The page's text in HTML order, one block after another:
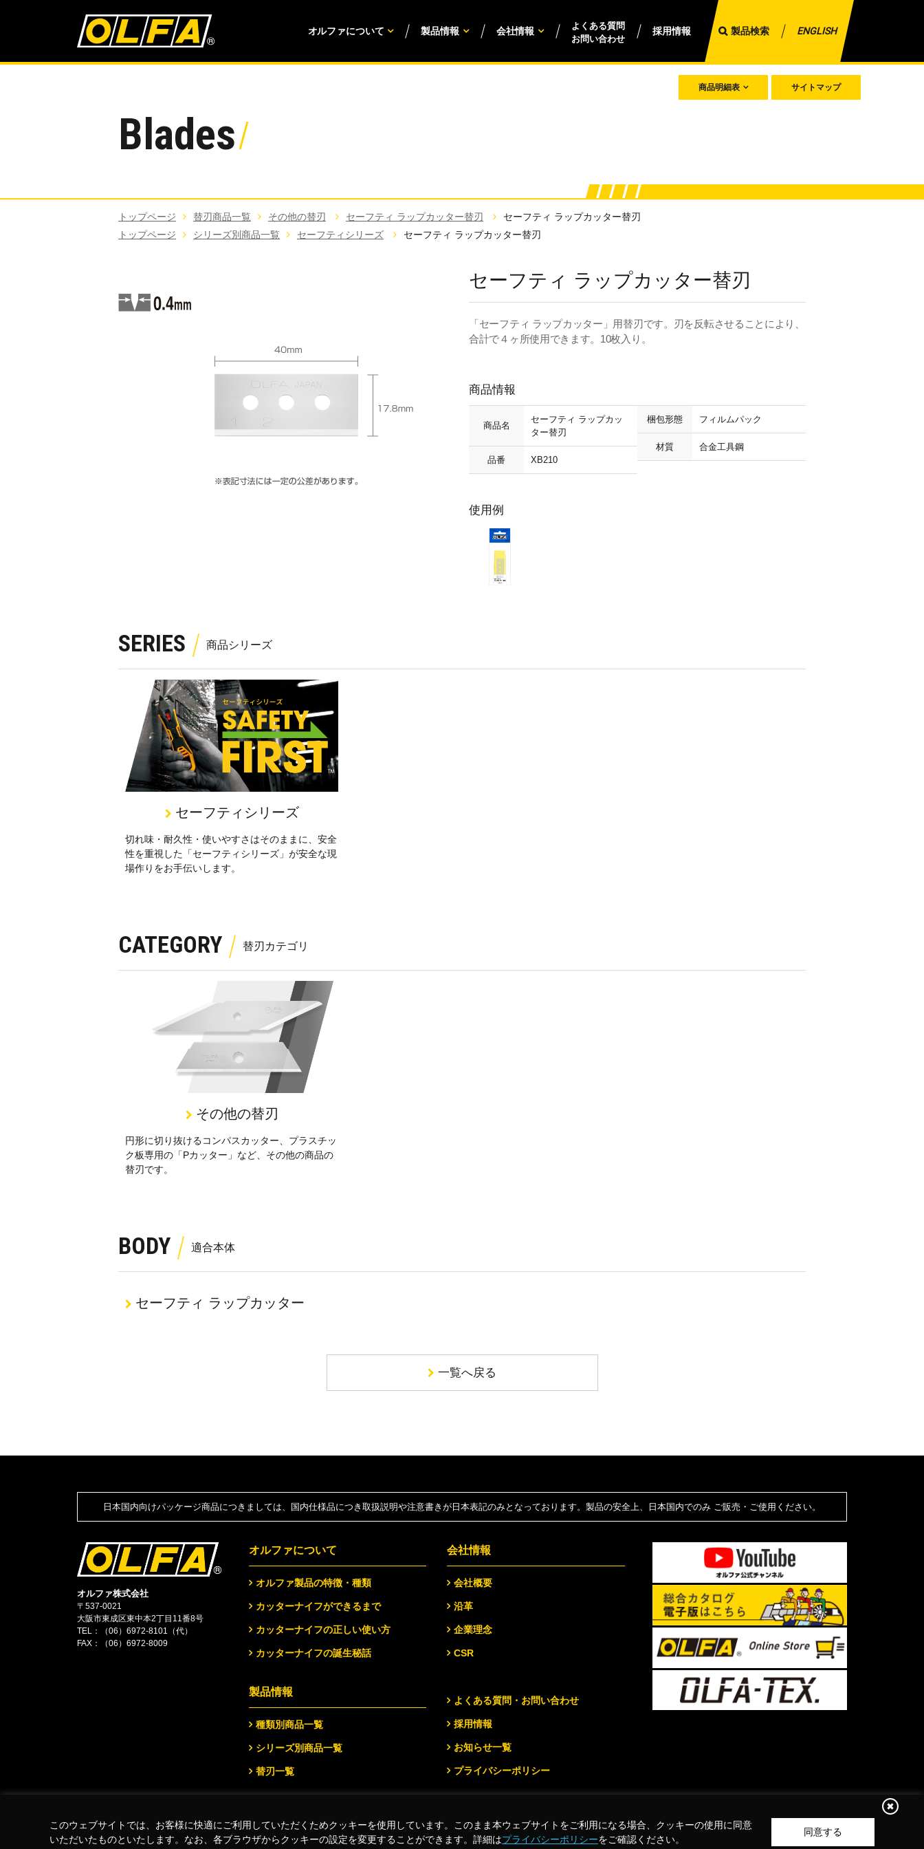
このウェブサイトでは、お客様に快適にご利用していただくためクッキーを使用しています。このまま本ウェブサイトをご利用になる場合、クッキーの使用に同意
いただいたものといたします。なお、各ブラウザからクッキーの設定を変更することができます。詳細はプライバシーポリシーをご確認ください。
同意する
オルファについて 製品情報 会社情報
よくある質問
お問い合わせ
採用情報 製品検索 ENGLISH
Blades
商品明細表 サイトマップ
トップページ 替刃商品一覧 その他の替刃 セーフティ ラップカッター替刃
セーフティ ラップカッター替刃
トップページ
シリーズ別商品一覧 セーフティシリーズ セーフティ ラップカッター替刃
セーフティ ラップカッター替刃
「セーフティ ラップカッター」用替刃です。刃を反転させることにより、
合計で４ヶ所使用できます。10枚入り。
商品情報
商品名
セーフティ ラップカッ
ター替刃
品番 XB210
梱包形態 フィルムパック
材質 合金工具鋼
使用例
SERIES
セーフティシリーズ
切れ味・耐久性・使いやすさはそのままに、安全
性を重視した「セーフティシリーズ」が安全な現
場作りをお手伝いします。
CATEGORY
その他の替刃
円形に切り抜けるコンパスカッター、プラスチッ
ク板専用の「Pカッター」など、その他の商品の
替刃です。
BODY
セーフティ ラップカッター
一覧へ戻る
日本国内向けパッケージ商品につきましては、国内仕様品につき取扱説明や注意書きが日本表記のみとなっております。製品の安全上、日本国内でのみ ご販売・ご使用ください。
オルファ株式会社
〒537-0021
大阪市東成区東中本2丁目11番8号
TEL：
（06）6972-8101（代）
FAX：（06）6972-8009
オルファについて
オルファ製品の特徴・種類
カッターナイフができるまで
カッターナイフの正しい使い方
カッターナイフの誕生秘話
会社情報
会社概要
沿革
企業理念
CSR
製品情報
種類別商品一覧
シリーズ別商品一覧
替刃一覧
よくある質問・お問い合わせ
採用情報
お知らせ一覧
プライバシーポリシー
(C)Copyright 2026 OLFA CORPORATION.ALL Rights Reserved.